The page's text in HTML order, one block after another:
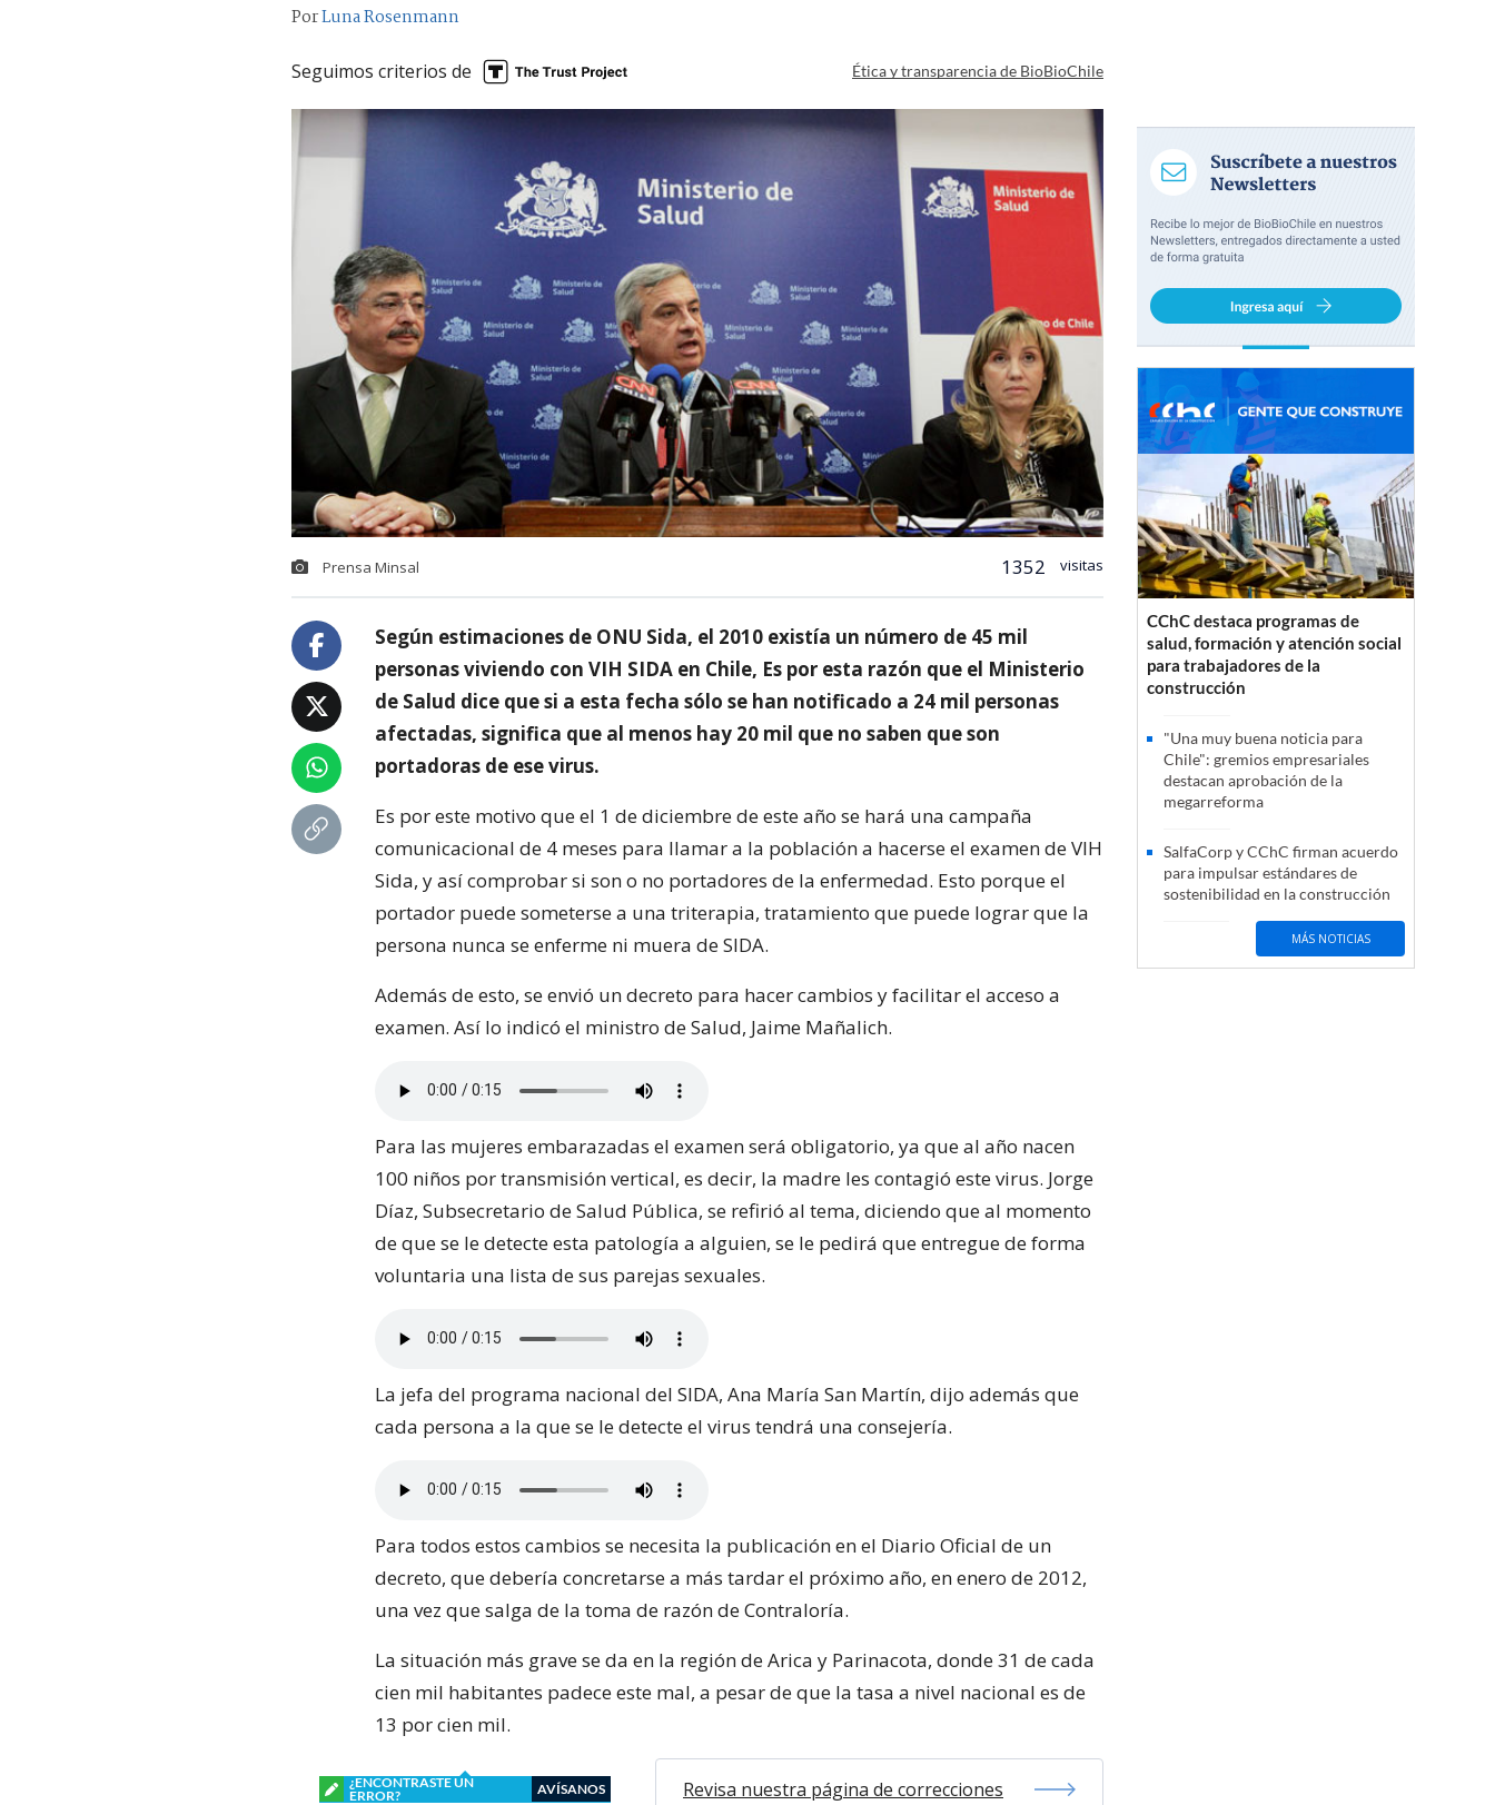
PorLuna Rosenmann
Seguimos criterios de Ética y transparencia de BioBioChile
Prensa Minsal 1352 visitas
Según estimaciones de ONU Sida, el 2010 existía un número de 45 mil
personas viviendo con VIH SIDA en Chile, Es por esta razón que el Ministerio
de Salud dice que si a esta fecha sólo se han notificado a 24 mil personas
afectadas, significa que al menos hay 20 mil que no saben que son
portadoras de ese virus.
Es por este motivo que el 1 de diciembre de este año se hará una campaña
comunicacional de 4 meses para llamar a la población a hacerse el examen de VIH
Sida, y así comprobar si son o no portadores de la enfermedad. Esto porque el
portador puede someterse a una triterapia, tratamiento que puede lograr que la
persona nunca se enferme ni muera de SIDA.
Además de esto, se envió un decreto para hacer cambios y facilitar el acceso a
examen. Así lo indicó el ministro de Salud, Jaime Mañalich.
Para las mujeres embarazadas el examen será obligatorio, ya que al año nacen
100 niños por transmisión vertical, es decir, la madre les contagió este virus. Jorge
Díaz, Subsecretario de Salud Pública, se refirió al tema, diciendo que al momento
de que se le detecte esta patología a alguien, se le pedirá que entregue de forma
voluntaria una lista de sus parejas sexuales.
La jefa del programa nacional del SIDA, Ana María San Martín, dijo además que
cada persona a la que se le detecte el virus tendrá una consejería.
Para todos estos cambios se necesita la publicación en el Diario Oficial de un
decreto, que debería concretarse a más tardar el próximo año, en enero de 2012,
una vez que salga de la toma de razón de Contraloría.
La situación más grave se da en la región de Arica y Parinacota, donde 31 de cada
cien mil habitantes padece este mal, a pesar de que la tasa a nivel nacional es de
13 por cien mil.
¿ENCONTRASTE UN
ERROR?
AVÍSANOS Revisa nuestra página de correcciones
CChC destaca programas de
salud, formación y atención social
para trabajadores de la
construcción
"Una muy buena noticia para
Chile": gremios empresariales
destacan aprobación de la
megarreforma
SalfaCorp y CChC firman acuerdo
para impulsar estándares de
sostenibilidad en la construcción
MÁS NOTICIAS